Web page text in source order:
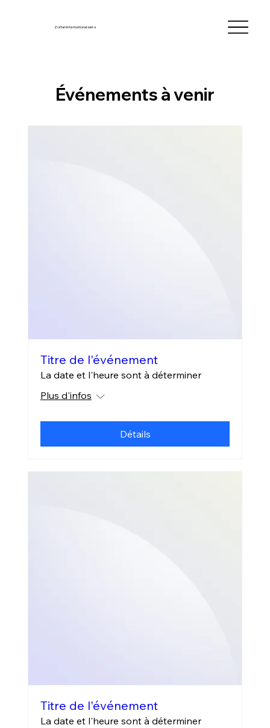
Zoltan International sarl-s
Événements à venir
Titre de l'événement
La date et l'heure sont à déterminer
Plus d'infos
Détails
Titre de l'événement
La date et l'heure sont à déterminer